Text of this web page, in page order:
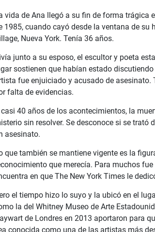
vida de Ana llegó a su fin de forma trágica
1985, cuando cayó desde la ventana de su
Nueva York. Tenía 36 años.
junto a su esposo, el escultor y poeta
sostienen que habían estado
fue enjuiciado y acusado de asesinato.
falta de evidencias.
40 años de los acontecimientos, la
sin resolver. Se desconoce si se trató
asesinato.
que también se mantiene vigente es la
que merecía. Para muchos
en que The New York Times le
el tiempo hizo lo suyo y la ubicó en el
la del Whitney Museo de Arte
de Londres en 2013 aportaron para
conocida como una de las artistas más